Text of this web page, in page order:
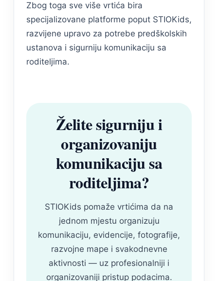
Zbog toga sve više vrtića bira
specijalizovane platforme poput STIOKids,
razvijene upravo za potrebe predškolskih
ustanova i sigurniju komunikaciju sa
roditeljima.
Želite sigurniju i
organizovaniju
komunikaciju sa
roditeljima?
STIOKids pomaže vrtićima da na
jednom mjestu organizuju
komunikaciju, evidencije, fotografije,
razvojne mape i svakodnevne
aktivnosti — uz profesionalniji i
organizovaniji pristup podacima.